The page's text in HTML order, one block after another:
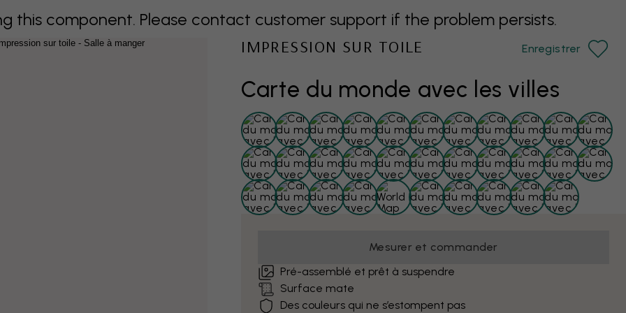
this component. Please contact customer support if the problem persists.
Carte du monde avec les villes
IMPRESSION SUR TOILE Enregistrer
Mesurer et commander
Pré-assemblé et prêt à suspendre
Surface mate
Des couleurs qui ne s’estompent pas